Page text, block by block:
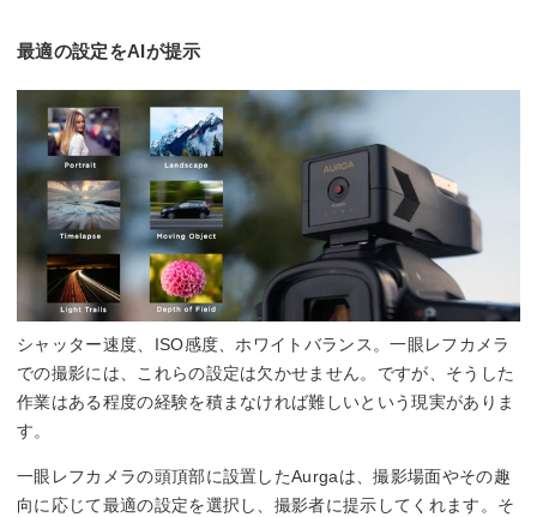
最適の設定をAIが提示
シャッター速度、ISO感度、ホワイトバランス。一眼レフカメラ
での撮影には、これらの設定は欠かせません。ですが、そうした
作業はある程度の経験を積まなければ難しいという現実がありま
す。
一眼レフカメラの頭頂部に設置したAurgaは、撮影場面やその趣
向に応じて最適の設定を選択し、撮影者に提示してくれます。そ